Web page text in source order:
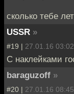
сколько тебе
USSR »
#19 | 27.01.16 03:02
С наклейками
baraguzoff »
#20 | 27.01.16 08:45